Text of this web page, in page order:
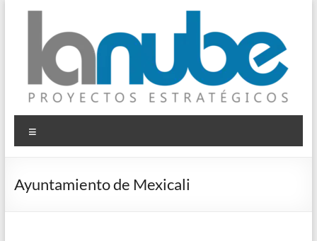
contenido
© La Nube
Proyectos Estratégicos
Ayuntamiento de Mexicali